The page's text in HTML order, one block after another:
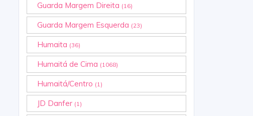
Guarda Margem Direita (16)
Guarda Margem Esquerda (23)
Humaita (36)
Humaitá de Cima (1068)
Humaitá/Centro (1)
JD Danfer (1)